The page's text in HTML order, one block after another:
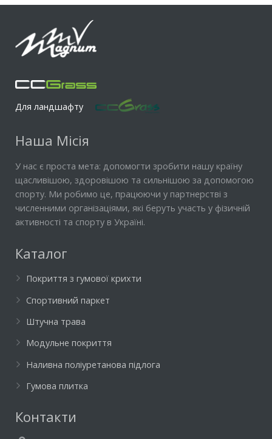
Для ландшафту
Наша Місія
У нас є проста мета: допомогти зробити нашу країну
щасливішою, здоровішою та сильнішою за допомогою
спорту. Ми робимо це, працюючи у партнерстві з
численними організаціями, які беруть участь у фізичній
активності та спорту в Україні.
Каталог
Покриття з гумової крихти
Спортивний паркет
Штучна трава
Модульне покриття
Наливна поліуретанова підлога
Гумова плитка
Контакти